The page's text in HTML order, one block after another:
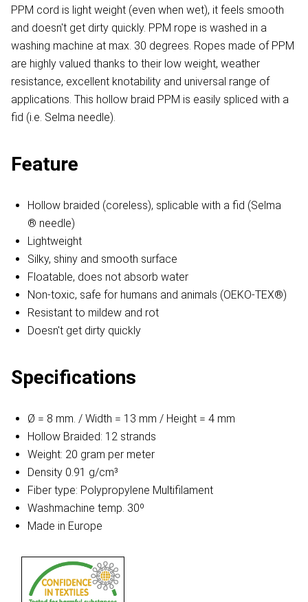
PPM cord is light weight (even when wet), it feels smooth
and doesn't get dirty quickly. PPM rope is washed in a
washing machine at max. 30 degrees. Ropes made of PPM
are highly valued thanks to their low weight, weather
resistance, excellent knotability and universal range of
applications. This hollow braid PPM is easily spliced with a
fid (i.e. Selma needle).
Feature
Hollow braided (coreless), splicable with a fid (Selma
® needle)
Lightweight
Silky, shiny and smooth surface
Floatable, does not absorb water
Non-toxic, safe for humans and animals (OEKO-TEX®)
Resistant to mildew and rot
Doesn't get dirty quickly
Specifications
Ø = 8 mm. / Width = 13 mm / Height = 4 mm
Hollow Braided: 12 strands
Weight: 20 gram per meter
Density 0.91 g/cm³
Fiber type: Polypropylene Multifilament
Washmachine temp. 30º
Made in Europe